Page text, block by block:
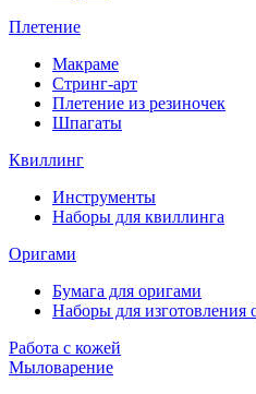
Плетение
Макраме
Стринг-арт
Плетение из резиночек
Шпагаты
Квиллинг
Инструменты
Наборы для квиллинга
Оригами
Бумага для оригами
Наборы для изготовления
Работа с кожей
Мыловарение